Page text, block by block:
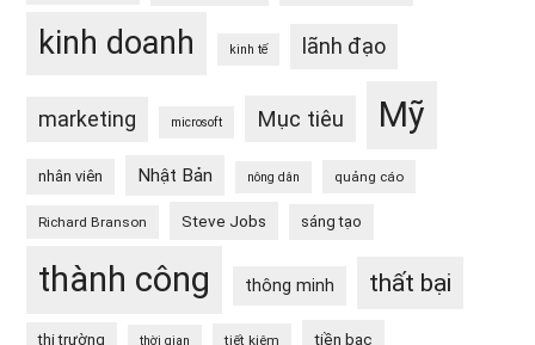
kinh doanh kinh tế lãnh đạo
marketing microsoft Mục tiêu Mỹ
nhân viên Nhật Bản nông dân quảng cáo
Richard Branson Steve Jobs sáng tạo
thành công thông minh thất bại
thị trường thời gian tiết kiệm tiền bạc